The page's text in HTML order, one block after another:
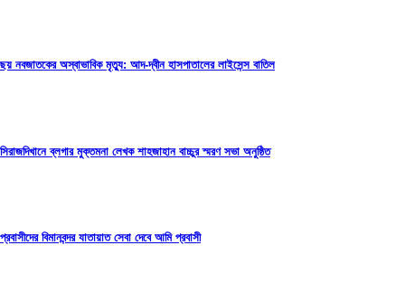
ছয় নবজাতকের অস্বাভাবিক মৃত্যু: আদ-দ্বীন হাসপাতালের লাইসেন্স বাতিল
সিরাজদিখানে ব্লগার মুক্তমনা লেখক শাহজাহান বাচ্চুর স্মরণ সভা অনুষ্ঠিত
প্রবাসীদের বিমানবন্দর যাতায়াত সেবা দেবে আমি প্রবাসী